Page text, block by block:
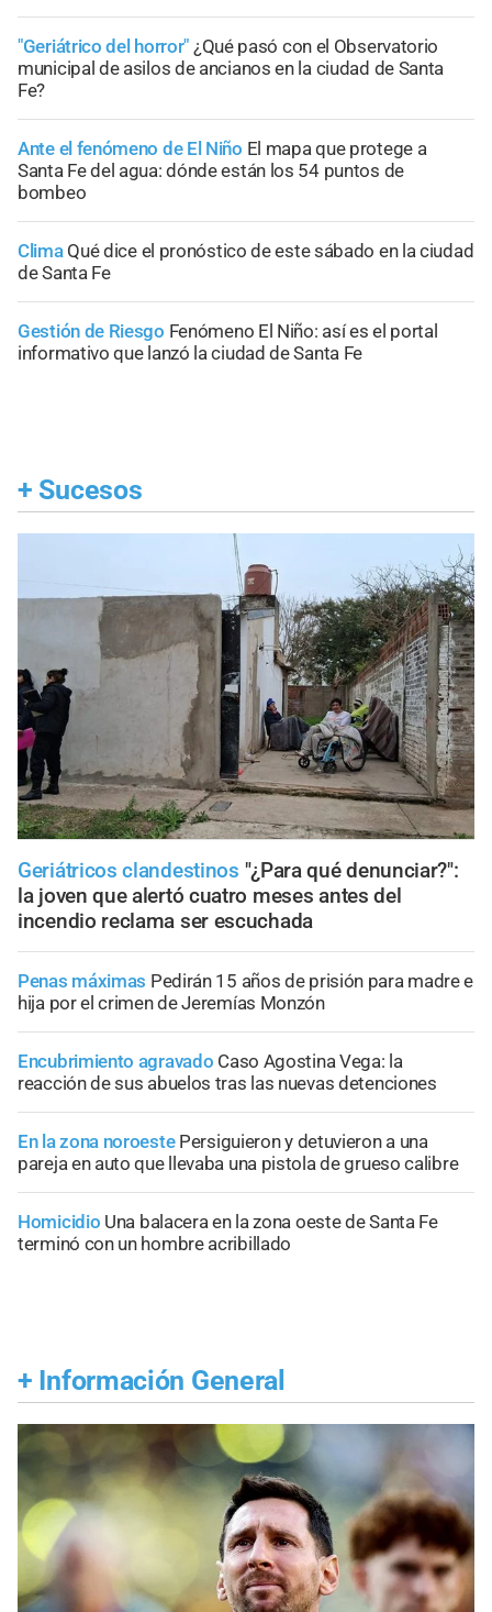
"Geriátrico del horror" ¿Qué pasó con el Observatorio
municipal de asilos de ancianos en la ciudad de Santa
Fe?
Ante el fenómeno de El Niño El mapa que protege a
Santa Fe del agua: dónde están los 54 puntos de
bombeo
Clima Qué dice el pronóstico de este sábado en la ciudad
de Santa Fe
Gestión de Riesgo Fenómeno El Niño: así es el portal
informativo que lanzó la ciudad de Santa Fe
+ Sucesos
Geriátricos clandestinos "¿Para qué denunciar?":
la joven que alertó cuatro meses antes del
incendio reclama ser escuchada
Penas máximas Pedirán 15 años de prisión para madre e
hija por el crimen de Jeremías Monzón
Encubrimiento agravado Caso Agostina Vega: la
reacción de sus abuelos tras las nuevas detenciones
En la zona noroeste Persiguieron y detuvieron a una
pareja en auto que llevaba una pistola de grueso calibre
Homicidio Una balacera en la zona oeste de Santa Fe
terminó con un hombre acribillado
+ Información General